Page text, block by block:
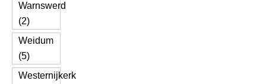
Warnswerd
(2)
Weidum
(5)
Westernijkerk